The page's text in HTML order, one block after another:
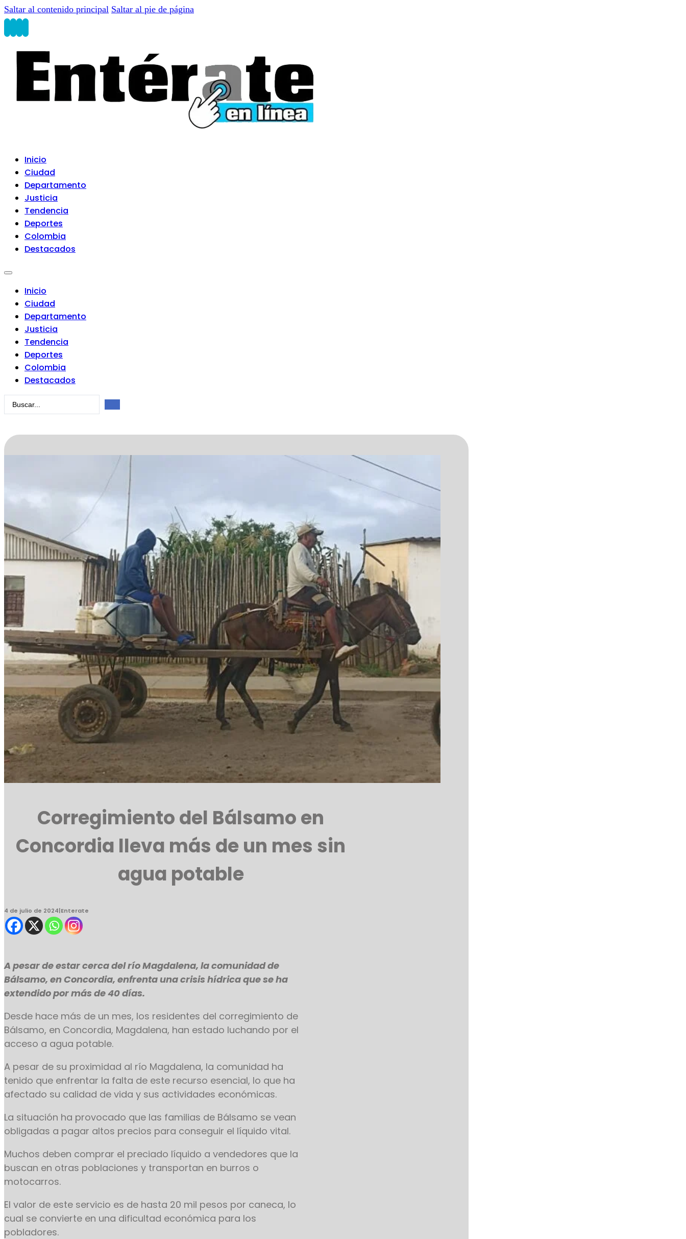
Saltar al contenido principal Saltar al pie de página
Inicio
Ciudad
Departamento
Justicia
Tendencia
Deportes
Colombia
Destacados
Inicio
Ciudad
Departamento
Justicia
Tendencia
Deportes
Colombia
Destacados
Search
Corregimiento del Bálsamo en
Concordia lleva más de un mes sin
agua potable
4 de julio de 2024|Enterate
A pesar de estar cerca del río Magdalena, la comunidad de
Bálsamo, en Concordia, enfrenta una crisis hídrica que se ha
extendido por más de 40 días.
Desde hace más de un mes, los residentes del corregimiento de
Bálsamo, en Concordia, Magdalena, han estado luchando por el
acceso a agua potable.
A pesar de su proximidad al río Magdalena, la comunidad ha
tenido que enfrentar la falta de este recurso esencial, lo que ha
afectado su calidad de vida y sus actividades económicas.
La situación ha provocado que las familias de Bálsamo se vean
obligadas a pagar altos precios para conseguir el líquido vital.
Muchos deben comprar el preciado líquido a vendedores que la
buscan en otras poblaciones y transportan en burros o
motocarros.
El valor de este servicio es de hasta 20 mil pesos por caneca, lo
cual se convierte en una dificultad económica para los
pobladores.